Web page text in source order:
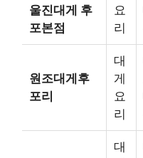
울진대게 후
포본점
요
리
원조대게후
포리
대
게
요
리
대